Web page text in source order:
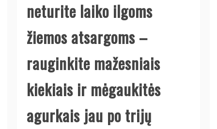
neturite laiko ilgoms
žiemos atsargoms –
rauginkite mažesniais
kiekiais ir mėgaukitės
agurkais jau po trijų